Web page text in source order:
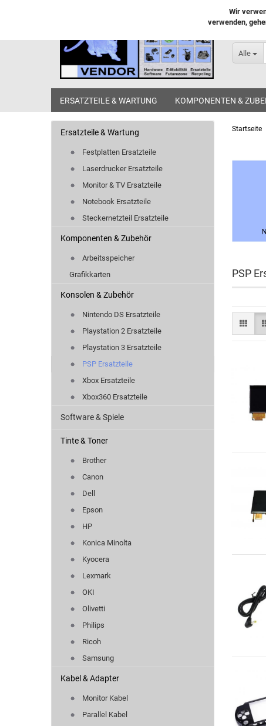
Alle
Wir
verwenden,
ERSATZTEILE & WARTUNG KOMPONENTEN &
Startseite
PSP
Ersatzteile & Wartung
Festplatten Ersatzteile
Laserdrucker Ersatzteile
Monitor & TV Ersatzteile
Notebook Ersatzteile
Steckernetzteil Ersatzteile
Komponenten & Zubehör
Arbeitsspeicher
Grafikkarten
Konsolen & Zubehör
Nintendo DS Ersatzteile
Playstation 2 Ersatzteile
Playstation 3 Ersatzteile
PSP Ersatzteile
Xbox Ersatzteile
Xbox360 Ersatzteile
Software & Spiele
Tinte & Toner
Brother
Canon
Dell
Epson
HP
Konica Minolta
Kyocera
Lexmark
OKI
Olivetti
Philips
Ricoh
Samsung
Kabel & Adapter
Monitor Kabel
Parallel Kabel